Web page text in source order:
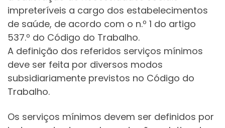
impreteríveis a cargo dos estabelecimentos
de saúde, de acordo com o n.º 1 do artigo
537.º do Código do Trabalho.
A definição dos referidos serviços mínimos
deve ser feita por diversos modos
subsidiariamente previstos no Código do
Trabalho.
Os serviços mínimos devem ser definidos por